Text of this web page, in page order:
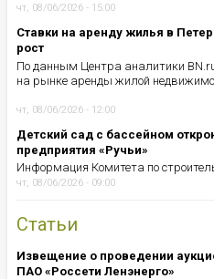
чт, 08/06/2026 - 15:00
Ставки на аренду жилья в
рост
По данным Центра аналитики
на рынке аренды жилой
чт, 08/06/2026 - 12:00
Детский сад с бассейном
предприятия «Ручьи»
Информация Комитета по
чт, 08/06/2026 - 09:00
Статьи
Извещение о проведении
ПАО «Россети Ленэнерго»